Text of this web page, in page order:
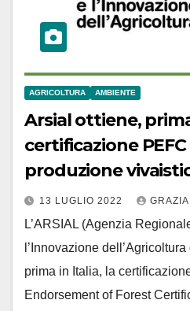
AGRICOLTURA AMBIENTE
Arsial ottiene,
certificazione
produzione
13 LUGLIO 2022
L’ARSIAL (Agenzia
l’Innovazione
prima in Italia, la
Endorsement of Forest